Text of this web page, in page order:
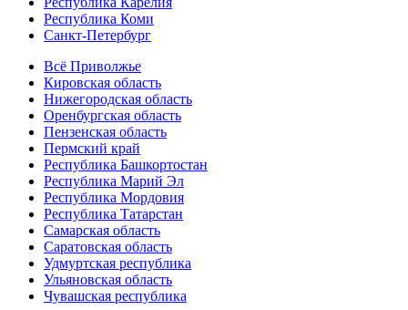
Республика Коми
Санкт-Петербург
Всё Приволжье
Кировская область
Нижегородская область
Оренбургская область
Пензенская область
Пермский край
Республика Башкортостан
Республика Марий Эл
Республика Мордовия
Республика Татарстан
Самарская область
Саратовская область
Удмуртская республика
Ульяновская область
Чувашская республика